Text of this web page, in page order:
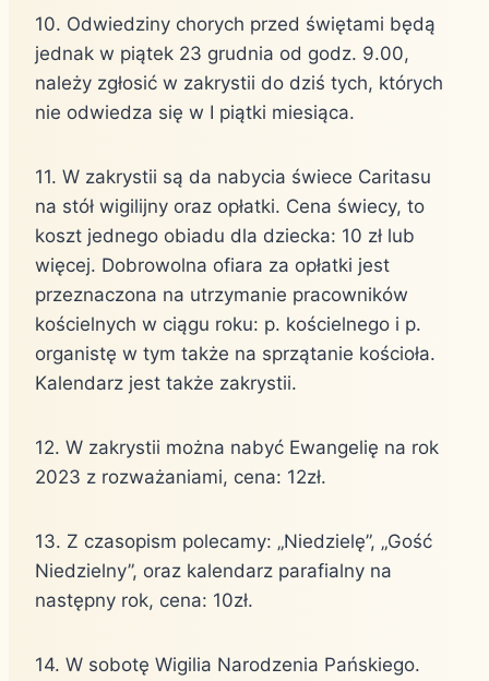
10. Odwiedziny chorych przed świętami będą
jednak w piątek 23 grudnia od godz. 9.00,
należy zgłosić w zakrystii do dziś tych, których
nie odwiedza się w I piątki miesiąca.
11. W zakrystii są da nabycia świece Caritasu
na stół wigilijny oraz opłatki. Cena świecy, to
koszt jednego obiadu dla dziecka: 10 zł lub
więcej. Dobrowolna ofiara za opłatki jest
przeznaczona na utrzymanie pracowników
kościelnych w ciągu roku: p. kościelnego i p.
organistę w tym także na sprzątanie kościoła.
Kalendarz jest także zakrystii.
12. W zakrystii można nabyć Ewangelię na rok
2023 z rozważaniami, cena: 12zł.
13. Z czasopism polecamy: „Niedzielę”, „Gość
Niedzielny”, oraz kalendarz parafialny na
następny rok, cena: 10zł.
14. W sobotę Wigilia Narodzenia Pańskiego.